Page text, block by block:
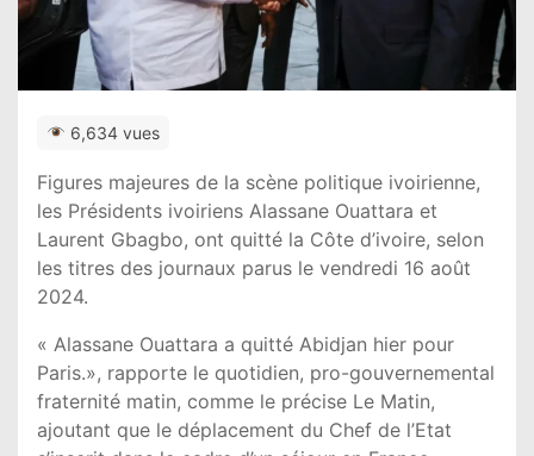
6,634 vues
Figures majeures de la scène politique ivoirienne,
les Présidents ivoiriens Alassane Ouattara et
Laurent Gbagbo, ont quitté la Côte d’ivoire, selon
les titres des journaux parus le vendredi 16 août
2024.
« Alassane Ouattara a quitté Abidjan hier pour
Paris.», rapporte le quotidien, pro-gouvernemental
fraternité matin, comme le précise Le Matin,
ajoutant que le déplacement du Chef de l’Etat